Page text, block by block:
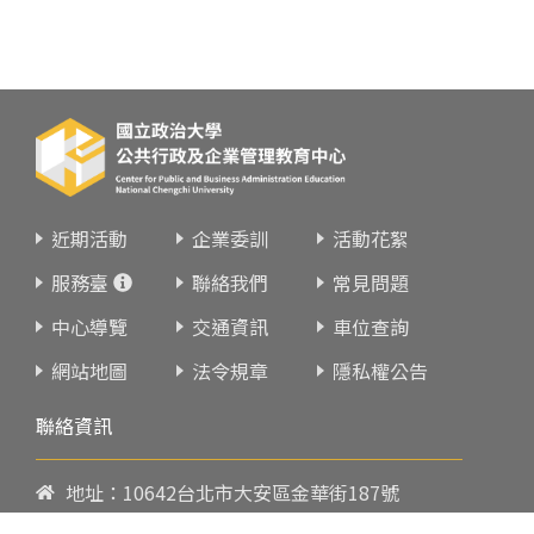
近期活動 企業委訓
活動花絮
服務臺
聯絡我們
常見問題
中心導覽
交通資訊
車位查詢
網站地圖
法令規章
隱私權公告
聯絡資訊
地址：10642台北市大安區金華街187號